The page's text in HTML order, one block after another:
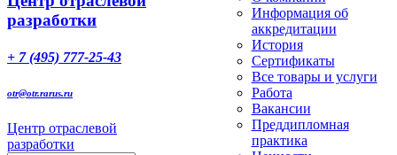
разработки
+ 7 (495) 777-25-43
otr@otr.rarus.ru
Центр отраслевой
разработки
Информация об
аккредитации
История
Сертификаты
Все товары и услуги
Работа
Вакансии
Преддипломная
практика